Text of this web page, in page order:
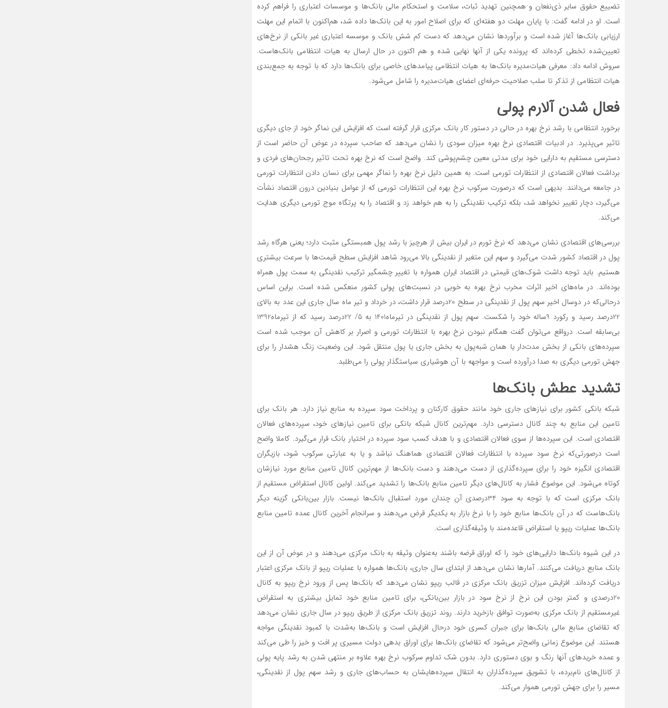
تضییع حقوق سایر ذی‌نفعان و همچنین تهدید ثبات، ‌‌سلامت و استحکام مالی بانک‌‌ها و موسسات اعتباری را فراهم کرده
است. او در ادامه گفت: با پایان مهلت دو هفته‌‌ای که برای اصلاح امور به این بانک‌‌ها داده شد، هم‌اکنون با اتمام این مهلت
ارزیابی بانک‌‌ها آغاز شده است و برآوردها نشان می‌‌دهد که دست کم شش بانک و موسسه اعتباری غیر بانکی از نرخ‌های
تعیین‌شده تخطی کرده‌اند که پرونده یکی از آنها نهایی شده و هم اکنون در حال ارسال به هیات انتظامی بانک‌‌هاست.
سروش ادامه داد: معرفی هیات‌مدیره بانک‌‌ها به هیات انتظامی پیامدهای خاصی برای بانک‌‌ها دارد که با توجه به جمع‌‌بندی
هیات انتظامی از تذکر تا سلب صلاحیت حرفه‌‌ای اعضای هیات‌مدیره را شامل می‌شود.
فعال شدن آلارم پولی
برخورد انتظامی با رشد نرخ بهره در حالی در دستور کار بانک مرکزی قرار گرفته است که افزایش این نماگر خود از جای دیگری
تاثیر می‌‌پذیرد. در ادبیات اقتصادی نرخ بهره میزان سودی را نشان می‌‌دهد که صاحب سپرده در عوض آن حاضر است از
دسترسی مستقیم به دارایی خود برای مدتی معین چشم‌پوشی کند. واضح است که نرخ بهره تحت تاثیر رجحان‌‌های فردی و
برداشت‌‌ فعالان اقتصادی از انتظارات تورمی است. به همین دلیل نرخ بهره را نماگر مهمی برای نسان دادن انتظارات تورمی
در جامعه می‌‌دانند. بدیهی است که درصورت سرکوب نرخ بهره این انتظارات تورمی که از عوامل بنیادین درون اقتصاد نشأت
می‌‌گیرد، دچار تغییر نخواهد شد، بلکه ترکیب نقدینگی را به هم خواهد زد و اقتصاد را به پرتگاه موج تورمی دیگری هدایت
می‌‌کند.
بررسی‌‌های اقتصادی نشان می‌‌دهد که نرخ تورم در ایران بیش از هرچیز با رشد پول همبستگی مثبت دارد؛ یعنی هرگاه رشد
پول در اقتصاد کشور شدت می‌‌گیرد و سهم این متغیر از نقدینگی بالا می‌‌رود شاهد افزایش سطح قیمت‌‌ها با سرعت بیشتری
هستیم. باید توجه داشت شوک‌‌های قیمتی در اقتصاد ایران همواره با تغییر چشمگیر ترکیب نقدینگی به سمت پول همراه
بوده‌‌اند. در ماه‌های اخیر اثرات مخرب نرخ بهره به خوبی در نسبت‌‌های پولی کشور منعکس شده است. براین اساس
درحالی‌که در دوسال اخیر سهم پول از نقدینگی در سطح 20درصد قرار داشت، در خرداد و تیر ماه سال جاری این عدد به بالای
22درصد رسید و رکورد 9ساله خود را شکست. سهم پول از نقدینگی در تیرماه1401 به 5/ 22درصد رسید که از تیرماه1392
بی‌‌سابقه است. درواقع می‌‌توان گفت همگام نبودن نرخ بهره با انتظارات تورمی و اصرار بر کاهش آن موجب شده است
سپرده‌های بانکی از بخش مدت‌‌دار یا همان شبه‌‌پول به بخش جاری یا پول منتقل شود. این وضعیت زنگ هشدار را برای
جهش تورمی دیگری به صدا درآورده است و مواجهه با آن هوشیاری سیاستگذار پولی را می‌‌طلبد.
تشدید عطش بانک‌ها
شبکه بانکی کشور برای نیازهای جاری خود مانند حقوق کارکنان و پرداخت سود سپرده به منابع نیاز دارد. هر بانک برای
تامین این منابع به چند کانال دسترسی دارد. مهم‌ترین کانال شبکه بانکی برای تامین نیازهای خود، سپرده‌های فعالان
اقتصادی است. این سپرده‌ها از سوی فعالان اقتصادی و با هدف کسب سود سپرده در اختیار بانک قرار می‌‌گیرد. کاملا واضح
است درصورتی‌که نرخ سود سپرده با انتظارات فعالان اقتصادی هماهنگ نباشد و یا به عبارتی سرکوب شود، بازیگران
اقتصادی انگیزه خود را برای سپرده‌‌گذاری از دست می‌‌دهند و دست بانک‌‌ها از مهم‌ترین کانال تامین منابع مورد نیازشان
کوتاه می‌‌شود. این موضوع فشار به کانال‌‌های دیگر تامین منابع بانک‌‌ها را تشدید می‌‌کند. اولین کانال استقراض مستقیم از
بانک مرکزی است که با توجه به سود 34درصدی آن چندان مورد استقبال بانک‌‌ها نیست. بازار بین‌‌بانکی گزینه دیگر
بانک‌‌هاست که در آن بانک‌‌ها منابع خود را با نرخ بازار به یکدیگر قرض می‌‌دهند و سرانجام آخرین کانال عمده تامین منابع
بانک‌‌ها عملیات ریپو یا استقراض قاعده‌‌مند با وثیقه‌گذاری است.
در این شیوه بانک‌‌ها دارایی‌‌های خود را که اوراق قرضه باشند به‌عنوان وثیقه به بانک مرکزی می‌‌دهند و در عوض آن از این
بانک منابع دریافت می‌‌کنند. آمارها نشان می‌‌دهد از ابتدای سال جاری، بانک‌‌ها همواره با عملیات ریپو از بانک مرکزی اعتبار
دریافت کرده‌‌اند. افزایش میزان تزریق بانک مرکزی در قالب ریپو نشان می‌‌دهد که بانک‌‌ها پس از ورود نرخ ریپو به کانال
20درصدی و کمتر بودن این نرخ از نرخ سود در بازار بین‌‌بانکی، برای تامین منابع خود تمایل بیشتری به استقراض
غیرمستقیم از بانک مرکزی به‌صورت توافق بازخرید دارند. روند تزریق بانک مرکزی از طریق ریپو در سال جاری نشان می‌‌دهد
که تقاضای منابع مالی بانک‌‌ها برای جبران کسری خود درحال افزایش است و بانک‌‌ها به‌‌شدت با کمبود نقدینگی مواجه
هستند. این موضوع زمانی واضح‌‌تر می‌‌شود که تقاضای بانک‌‌ها برای اوراق بدهی دولت مسیری پر افت و خیز را طی می‌‌کند
و عمده خریدهای آنها رنگ و بوی دستوری دارد. بدون شک تداوم سرکوب نرخ بهره علاوه بر منتهی شدن به رشد پایه پولی
از کانال‌های نام‌برده، با تشویق سپرده‌‌گذاران به انتقال سپرده‌هایشان به حساب‌‌های جاری و رشد سهم پول از نقدینگی،
مسیر را برای جهش تورمی هموار می‌‌کند.